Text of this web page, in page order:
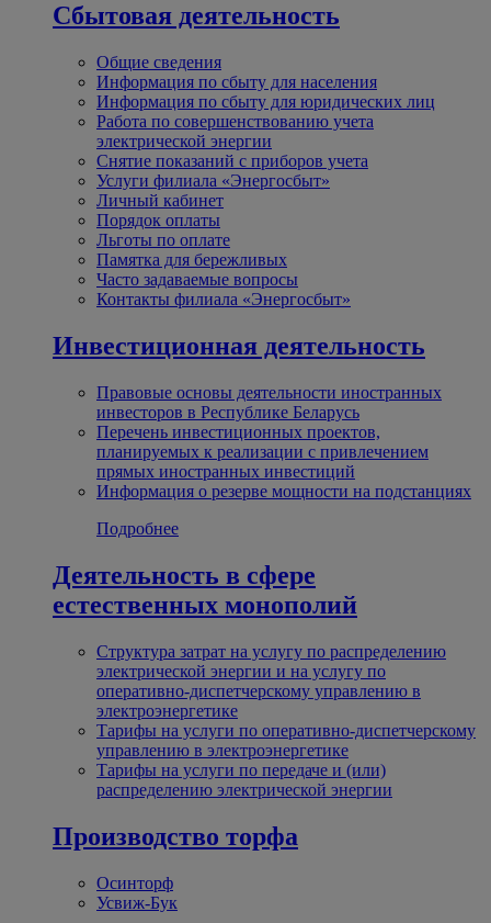
Сбытовая деятельность
Общие сведения
Информация по сбыту для населения
Информация по сбыту для юридических лиц
Работа по совершенствованию учета
электрической энергии
Снятие показаний с приборов учета
Услуги филиала «Энергосбыт»
Личный кабинет
Порядок оплаты
Льготы по оплате
Памятка для бережливых
Часто задаваемые вопросы
Контакты филиала «Энергосбыт»
Инвестиционная деятельность
Правовые основы деятельности иностранных
инвесторов в Республике Беларусь
Перечень инвестиционных проектов,
планируемых к реализации с привлечением
прямых иностранных инвестиций
Информация о резерве мощности на подстанциях
Подробнее
Деятельность в сфере
естественных монополий
Структура затрат на услугу по распределению
электрической энергии и на услугу по
оперативно-диспетчерскому управлению в
электроэнергетике
Тарифы на услуги по оперативно-диспетчерскому
управлению в электроэнергетике
Тарифы на услуги по передаче и (или)
распределению электрической энергии
Производство торфа
Осинторф
Усвиж-Бук